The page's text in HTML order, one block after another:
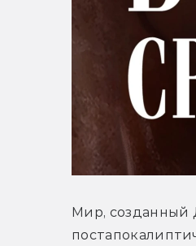
Мир, созданный